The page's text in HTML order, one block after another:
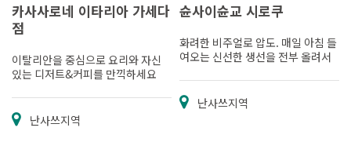
카사사로네 이타리아 가세다
점
이탈리안을 중심으로 요리와 자신
있는 디저트&커피를 만끽하세요
난사쓰지역
슌사이슌교 시로쿠
화려한 비주얼로 압도. 매일 아침 들
여오는 신선한 생선을 전부 올려서
난사쓰지역